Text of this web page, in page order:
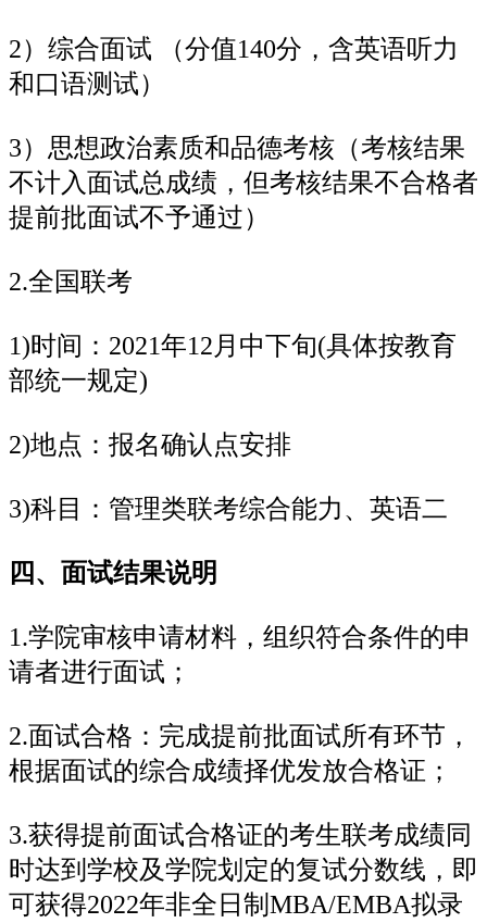
2）综合面试 （分值140分，含英语听力
和口语测试）
3）思想政治素质和品德考核（考核结果
不计入面试总成绩，但考核结果不合格者
提前批面试不予通过）
2.全国联考
1)时间：2021年12月中下旬(具体按教育
部统一规定)
2)地点：报名确认点安排
3)科目：管理类联考综合能力、英语二
四、面试结果说明
1.学院审核申请材料，组织符合条件的申
请者进行面试；
2.面试合格：完成提前批面试所有环节，
根据面试的综合成绩择优发放合格证；
3.获得提前面试合格证的考生联考成绩同
时达到学校及学院划定的复试分数线，即
可获得2022年非全日制MBA/EMBA拟录